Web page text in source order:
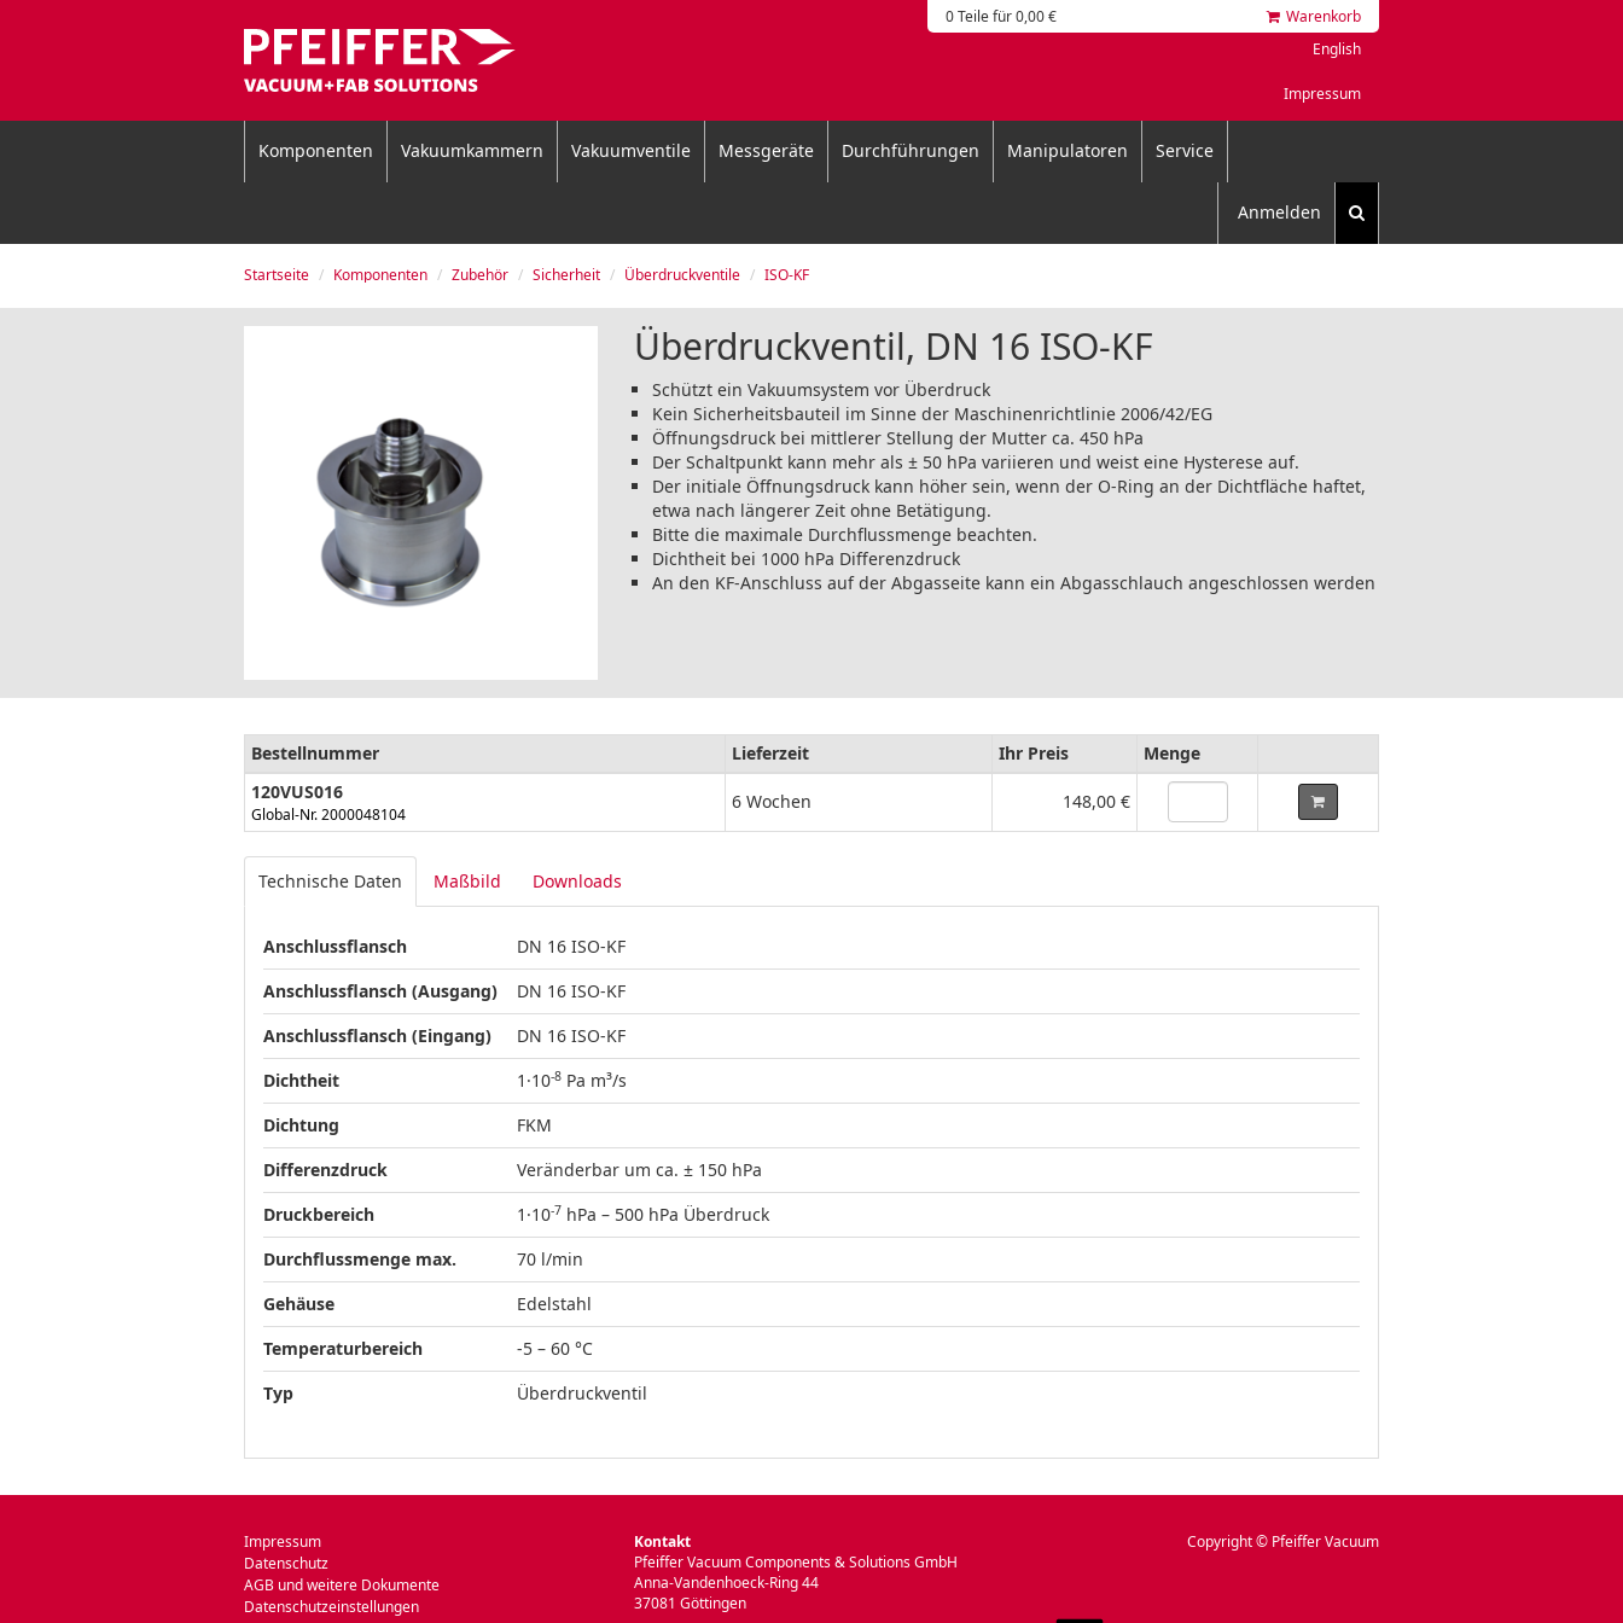
0 Teile für 0,00 €
Warenkorb
English
Impressum
Komponenten Vakuumkammern Vakuumventile Messgeräte Durchführungen Manipulatoren Service
Anmelden
Startseite Komponenten Zubehör Sicherheit Überdruckventile ISO-KF
Überdruckventil, DN 16 ISO-KF
Schützt ein Vakuumsystem vor Überdruck
Kein Sicherheitsbauteil im Sinne der Maschinenrichtlinie 2006/42/EG
Öffnungsdruck bei mittlerer Stellung der Mutter ca. 450 hPa
Der Schaltpunkt kann mehr als ± 50 hPa variieren und weist eine Hysterese auf.
Der initiale Öffnungsdruck kann höher sein, wenn der O-Ring an der Dichtfläche haftet,
etwa nach längerer Zeit ohne Betätigung.
Bitte die maximale Durchflussmenge beachten.
Dichtheit bei 1000 hPa Differenzdruck
An den KF-Anschluss auf der Abgasseite kann ein Abgasschlauch angeschlossen werden
Bestellnummer Lieferzeit Ihr Preis
Menge
120VUS016
Global-Nr. 2000048104
6 Wochen 148,00 €
Technische Daten Maßbild Downloads
Anschlussflansch
DN 16 ISO-KF
Anschlussflansch (Ausgang)
DN 16 ISO-KF
Anschlussflansch (Eingang)
DN 16 ISO-KF
Dichtheit
1·10-8 Pa m³/s
Dichtung
FKM
Differenzdruck
Veränderbar um ca. ± 150 hPa
Druckbereich
1·10-7 hPa – 500 hPa Überdruck
Durchflussmenge max.
70 l/min
Gehäuse
Edelstahl
Temperaturbereich
-5 – 60 °C
Typ
Überdruckventil
Impressum
Datenschutz
AGB und weitere Dokumente
Datenschutzeinstellungen
Kontakt
Pfeiffer Vacuum Components & Solutions GmbH
Anna-Vandenhoeck-Ring 44
37081 Göttingen
Copyright © Pfeiffer Vacuum